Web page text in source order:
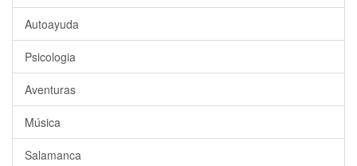
Autoayuda
Psicologia
Aventuras
Música
Salamanca